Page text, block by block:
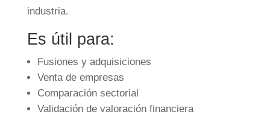
industria.
Es útil para:
Fusiones y adquisiciones
Venta de empresas
Comparación sectorial
Validación de valoración financiera